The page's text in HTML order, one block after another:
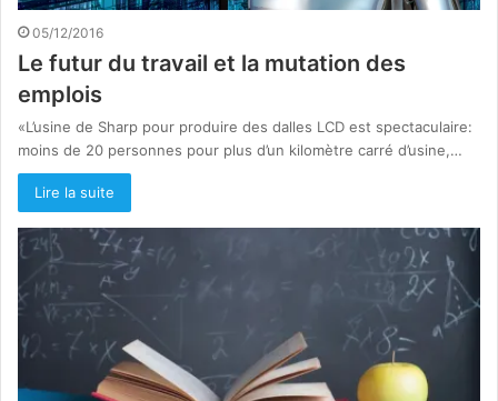
05/12/2016
Le futur du travail et la mutation des
emplois
«L’usine de Sharp pour produire des dalles LCD est spectaculaire:
moins de 20 personnes pour plus d’un kilomètre carré d’usine,…
Lire la suite